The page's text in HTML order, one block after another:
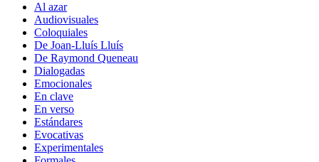
Al azar
Audiovisuales
Coloquiales
De Joan-Lluís Lluís
De Raymond Queneau
Dialogadas
Emocionales
En clave
En verso
Estándares
Evocativas
Experimentales